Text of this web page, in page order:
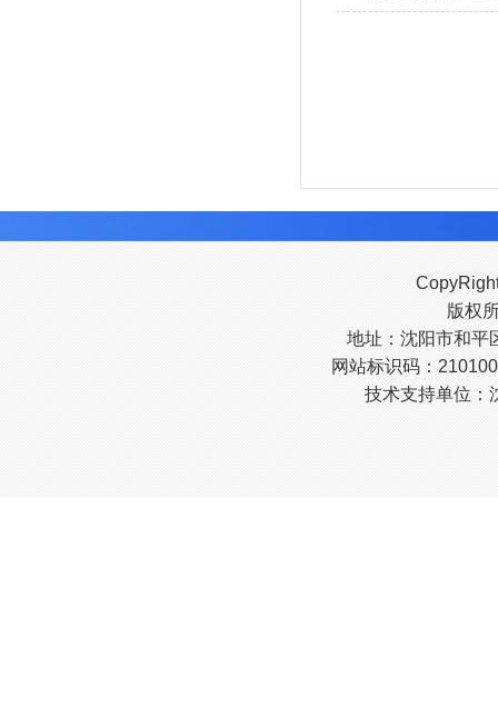
版权
地址：沈阳市和平
网站标识码：
技术支持单位：